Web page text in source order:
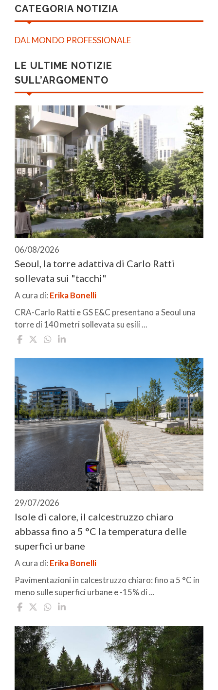
CATEGORIA NOTIZIA
DAL MONDO PROFESSIONALE
LE ULTIME NOTIZIE
SULL’ARGOMENTO
06/08/2026
Seoul, la torre adattiva di Carlo Ratti
sollevata sui "tacchi"
A cura di: Erika Bonelli
CRA-Carlo Ratti e GS E&C presentano a Seoul una
torre di 140 metri sollevata su esili ...
29/07/2026
Isole di calore, il calcestruzzo chiaro
abbassa fino a 5 °C la temperatura delle
superfici urbane
A cura di: Erika Bonelli
Pavimentazioni in calcestruzzo chiaro: fino a 5 °C in
meno sulle superfici urbane e -15% di ...